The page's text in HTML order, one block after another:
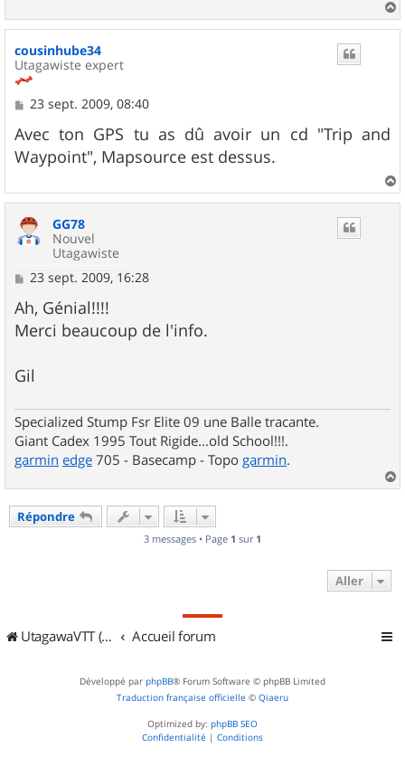
a
u
cousinhube34
Utagawiste expert
M
s
s
a
e
23 sept. 2009, 08:40
Avec ton GPS tu as dû avoir un cd "Trip and
Waypoint", Mapsource est dessus.
a
GG78
Nouvel
Utagawiste
M
s
s
a
23 sept. 2009, 16:28
Ah, Génial!!!!
Merci beaucoup de l'info.
Gil
Specialized Stump Fsr Elite 09 une Balle tracante.
Giant Cadex 1995 Tout Rigide...old School!!!.
garmin edge 705 - Basecamp - Topo garmin.
a
Répondre
3 messages • Page 1 sur 1
Aller
UtagawaVTT (Randos VTT et VTTAE avec traces GPS) Accueil forum
Développé par phpBB® Forum Software © phpBB Limited
Traduction française officielle © Qiaeru
Optimized by: phpBB SEO
Confidentialité | Conditions